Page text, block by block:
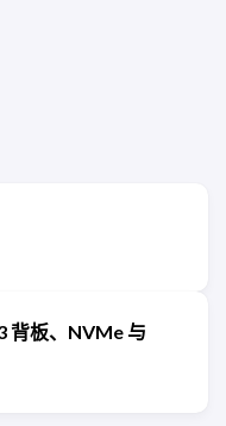
背板、NVMe 与